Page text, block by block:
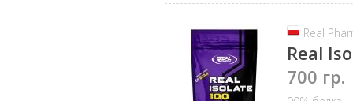
Real
Real
700 гр.